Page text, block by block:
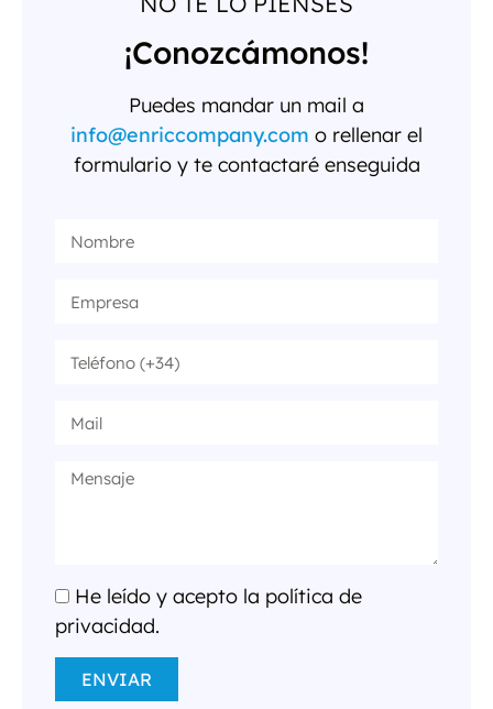
¡Conozcámonos!
Puedes mandar un mail a
info@enriccompany.com o rellenar el
formulario y te contactaré enseguida
He leído y acepto la política de
privacidad.
ENVIAR